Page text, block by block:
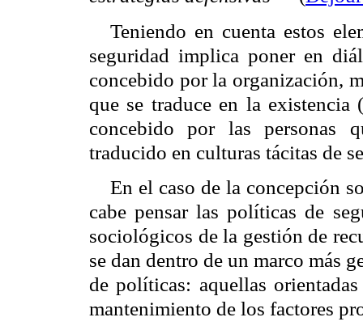
Teniendo en cuenta estos
seguridad implica poner en
concebido por la organización,
que se traduce en la
concebido por las personas
traducido en culturas tácitas de
En el caso de la concepción
cabe pensar las políticas de
sociológicos de la gestión de
se dan dentro de un marco más
de políticas: aquellas
mantenimiento de los factores